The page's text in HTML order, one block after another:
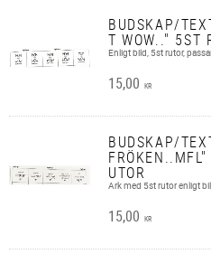
BUDSKAP/
T WOW.." 5ST
Enligt bild, 5st rutor,
15,00 KR
BUDSKAP/
UTOR
Ark med 5st rutor enligt
15,00 KR